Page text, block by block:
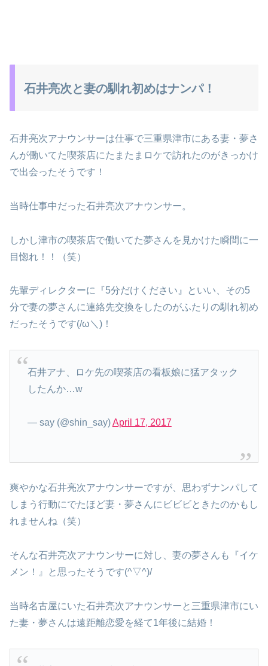
石井亮次と妻の馴れ初めはナンパ！
石井亮次アナウンサーは仕事で三重県津市にある妻・夢さ
んが働いてた喫茶店にたまたまロケで訪れたのがきっかけ
で出会ったそうです！
当時仕事中だった石井亮次アナウンサー。
しかし津市の喫茶店で働いてた夢さんを見かけた瞬間に一
目惚れ！！（笑）
先輩ディレクターに『5分だけください』といい、その5
分で妻の夢さんに連絡先交換をしたのがふたりの馴れ初め
だったそうです(/ω＼)！
石井アナ、ロケ先の喫茶店の看板娘に猛アタック
したんか…w
— say (@shin_say)April 17, 2017
爽やかな石井亮次アナウンサーですが、思わずナンパして
しまう行動にでたほど妻・夢さんにビビビときたのかもし
れませんね（笑）
そんな石井亮次アナウンサーに対し、妻の夢さんも『イケ
メン！』と思ったそうです(^▽^)/
当時名古屋にいた石井亮次アナウンサーと三重県津市にい
た妻・夢さんは遠距離恋愛を経て1年後に結婚！